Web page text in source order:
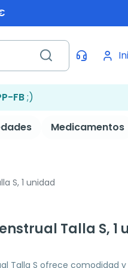
FB;)
Medicamentos
S, 1 unidad
Talla S, 1
Talla S ofrece comodidad